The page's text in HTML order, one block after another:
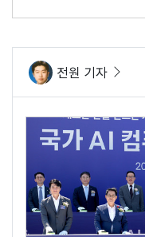
전원 기자